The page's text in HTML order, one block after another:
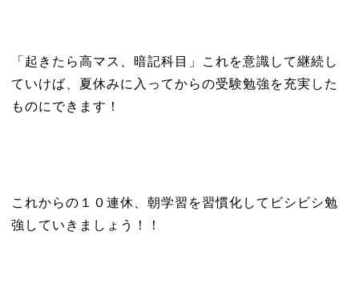
「起きたら高マス、暗記科目」これを意識して継続し
ていけば、夏休みに入ってからの受験勉強を充実した
ものにできます！
これからの１０連休、朝学習を習慣化してビシビシ勉
強していきましょう！！